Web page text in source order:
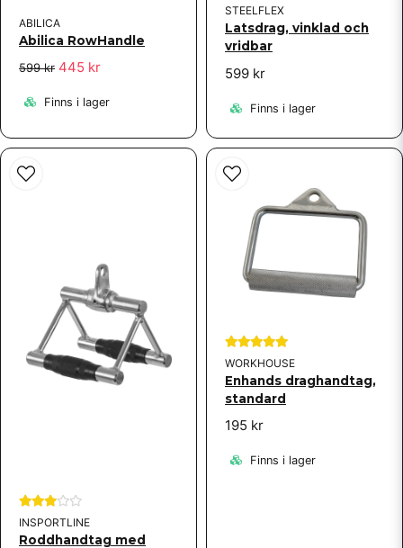
ABILICA
Abilica RowHandle
599 kr 445 kr
Finns i lager
STEELFLEX
Latsdrag, vinklad och
vridbar
599 kr
Finns i lager
INSPORTLINE
Roddhandtag med
WORKHOUSE
Enhands draghandtag,
standard
195 kr
Finns i lager